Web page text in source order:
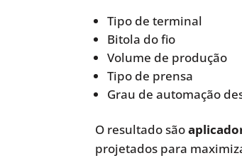
Tipo de terminal
Bitola do fio
Volume de produção
Tipo de prensa
Grau de automação
O resultado são
projetados para